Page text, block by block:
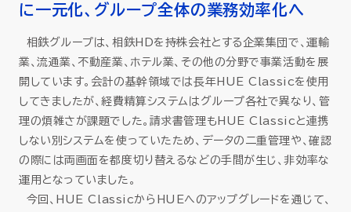
に一元化、グループ全体の業務効率化へ
相鉄グループは、相鉄HDを持株会社とする企業集団で、運輸
業、流通業、不動産業、ホテル業、その他の分野で事業活動を展
開しています。会計の基幹領域では長年HUE Classicを使用
してきましたが、経費精算システムはグループ各社で異なり、管
理の煩雑さが課題でした。請求書管理もHUE Classicと連携
しない別システムを使っていたため、データの二重管理や、確認
の際には両画面を都度切り替えるなどの手間が生じ、非効率な
運用となっていました。
今回、HUE ClassicからHUEへのアップグレードを通じて、